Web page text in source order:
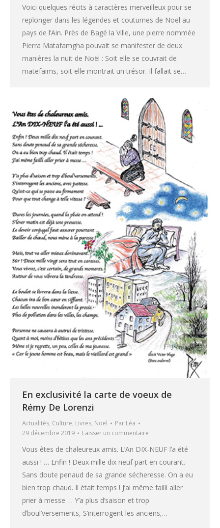
Voici quelques récits à caractères merveilleux pour se
replonger dans les légendes et coutumes de Noël au
pays de l’Ain. Près de Bagé la Ville, une pierre nommée
Pierra Matafamgha pouvait se manifester de deux
manières la nuit de Noël : Soit elle se couvrait de
matefaims, soit elle montrait un trésor. Il fallait se…
En exclusivité la carte de voeux de
Rémy De Lorenzi
Actualités, Culture, Livres, Noël Par Léa
29 décembre 2019
Laisser un commentaire
Vous êtes de chaleureux amis. L’An DIX-NEUF l’a été
aussi ! … Enfin ! Deux mille dix neuf part en courant.
Sans doute penaud de sa grande sécheresse. On a eu
bien trop chaud. Il était temps ! J’ai même failli aller
prier à messe … Y’a plus d’saison et trop
d’boul’versements, S’interrogent les anciens,…